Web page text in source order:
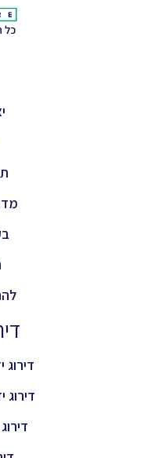
כל
דירוג
דירוג